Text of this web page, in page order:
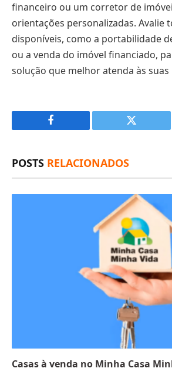
financeiro ou um corretor de
orientações personalizadas. Avalie
disponíveis, como a portabilidade
ou a venda do imóvel financiado,
solução que melhor atenda às suas
Facebook
X
POSTS RELACIONADOS
Casas à venda no Minha Casa